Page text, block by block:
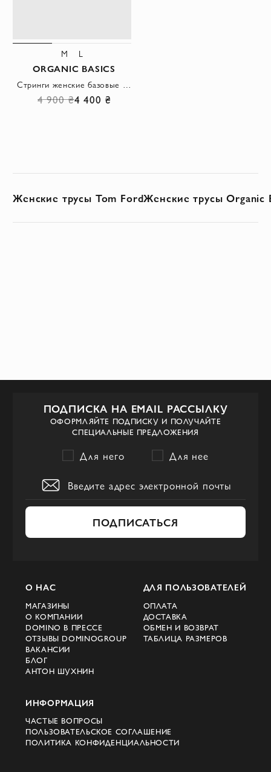
M L
ORGANIC BASICS
4 900 ₴4 400 ₴
Женские трусы Tom FordЖенские трусы Organic
ПОДПИСКА НА EMAIL РАССЫЛКУ
ОФОРМЛЯЙТЕ ПОДПИСКУ И ПОЛУЧАЙТЕ
СПЕЦИАЛЬНЫЕ ПРЕДЛОЖЕНИЯ
Для него Для нее
ПОДПИСАТЬСЯ
О НАС
МАГАЗИНЫ
О КОМПАНИИ
DOMINO В ПРЕССЕ
ОТЗЫВЫ DOMINOGROUP
ВАКАНСИИ
БЛОГ
АНТОН ШУХНИН
ДЛЯ ПОЛЬЗОВАТЕЛЕЙ
ОПЛАТА
ДОСТАВКА
ОБМЕН И ВОЗВРАТ
ТАБЛИЦА РАЗМЕРОВ
ИНФОРМАЦИЯ
ЧАСТЫЕ ВОПРОСЫ
ПОЛЬЗОВАТЕЛЬСКОЕ СОГЛАШЕНИЕ
ПОЛИТИКА КОНФИДЕНЦИАЛЬНОСТИ